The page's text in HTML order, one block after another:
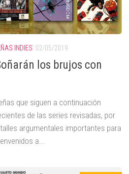
INDIES 02/05/2019
los brujos con
que siguen a continuación
de las series revisadas, por
argumentales importantes para
a...